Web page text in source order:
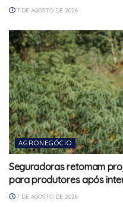
7 DE AGOSTO DE 2026
AGRONEGÓCIO
Seguradoras retomam
para produtores após
7 DE AGOSTO DE 2026